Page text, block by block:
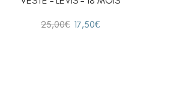
25,00€ 17,50€